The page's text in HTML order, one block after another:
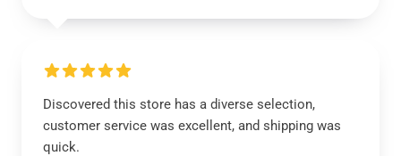
Discovered this store has a diverse selection,
customer service was excellent, and shipping was
quick.